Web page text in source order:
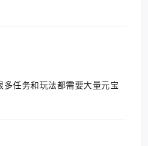
任务和玩法都需要大量元宝